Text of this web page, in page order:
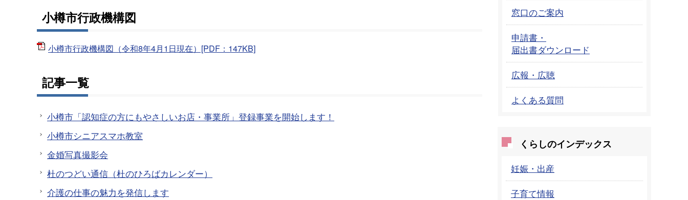
小樽市行政機構図
小樽市行政機構図（令和8年4月1日現在）[PDF：147KB]
記事一覧
小樽市「認知症の方にもやさしいお店・事業所」登録事業を開始します！
小樽市シニアスマホ教室
金婚写真撮影会
杜のつどい通信（杜のひろばカレンダー）
介護の仕事の魅力を発信します
窓口のご案内
申請書・
届出書ダウンロード
広報・広聴
よくある質問
くらしのインデックス
妊娠・出産
子育て情報